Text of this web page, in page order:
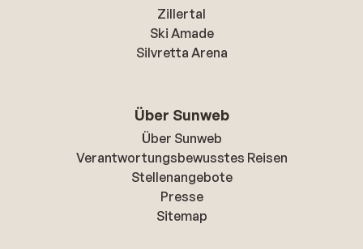
Zillertal
Ski Amade
Silvretta Arena
Über Sunweb
Über Sunweb
Verantwortungsbewusstes Reisen
Stellenangebote
Presse
Sitemap